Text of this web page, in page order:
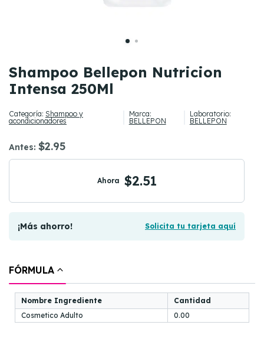
Shampoo Bellepon Nutricion
Intensa 250Ml
Categoría: Shampoo y
acondicionadores
Marca:
BELLEPON
Laboratorio:
BELLEPON
Antes: $2.95
Ahora $2.51
¡Más ahorro! Solicita tu tarjeta aquí
FÓRMULA
Nombre Ingrediente
Cantidad
Cosmetico Adulto
0.00